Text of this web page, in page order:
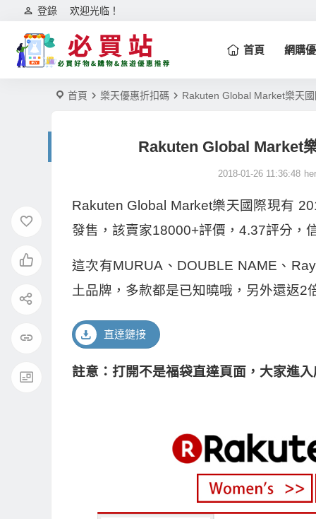
欢迎光临！
登錄
首頁 網購
首頁 樂天優惠折扣碼 Rakuten Global Market樂天
Rakuten Global Market
2018-01-26 11:36:48
Rakuten Global Market樂天國際現有
發售，該賣家18000+評價，4.37評分，
這次有MURUA、DOUBLE NAME、
土品牌，多款都是已知曉哦，另外還返2
直達鏈接
註意：打開不是福袋直達頁面，大家進